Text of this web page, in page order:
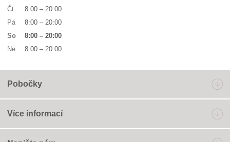
Čt
8:00 – 20:00
Pá
8:00 – 20:00
So
8:00 – 20:00
Ne
8:00 – 20:00
Pobočky
Více informací